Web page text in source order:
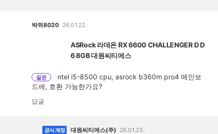
박쥐8020 26.01.22.
ASRock 라데온 RX 6600 CHALLENGER D D
6 8GB 대원씨티에스
질문
ntel i5-8500 cpu, asrock b360m pro4 메인보
드에, 호환 가능한가요?
답글
공식 계정 대원씨티에스(주) 26.01.23.